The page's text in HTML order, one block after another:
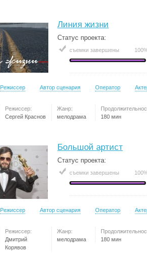
Линия жизни
Статус проекта:
съемки завершены
Режиссер Автор сценария Оператор
Режиссер:
Сергей Краснов
Жанр:
мелодрама
180 мин
Большой артист
Статус проекта:
съемки завершены
Режиссер Автор сценария Оператор
Режиссер:
Дмитрий
Корявов
Жанр:
мелодрама
180 мин